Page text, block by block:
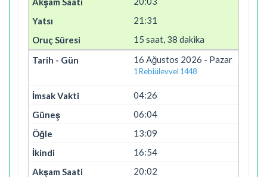
21:31
15 saat, 38 dakika
16 Ağustos 2026 - Pazar
1 Rebiülevvel 1448
04:26
06:04
13:09
16:54
20:02